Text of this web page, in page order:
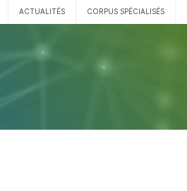
ACTUALITÉS CORPUS SPÉCIALISÉS